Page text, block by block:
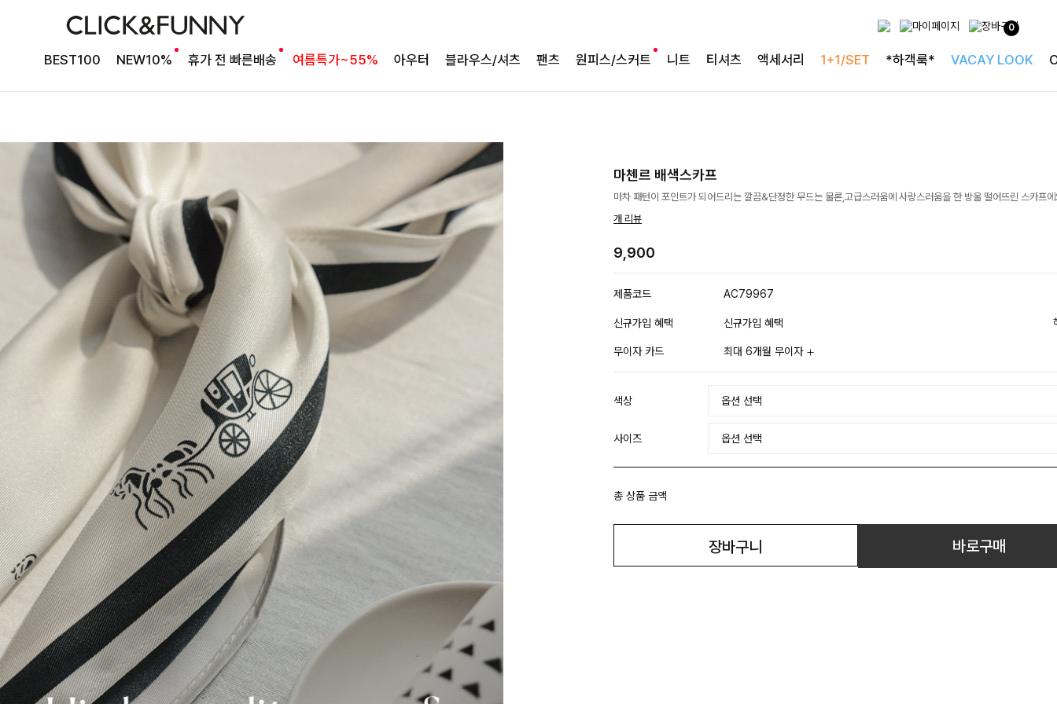
0
BEST100 NEW10% 휴가 전 빠른배송 여름특가~55% 아우터 블라우스/셔츠 팬츠 원피스/스커트 니트 티셔츠 액세서리 1+1/SET *하객룩* VACAY LOOK
마첸르 배색스카프
마차 패턴이 포인트가 되어드리는 깔끔&단정한 무드는 물론,고급스러움에 사랑스러움을 한 방울 떨어뜨린 스카프
개 리뷰
9,900
제품코드 AC79967
신규가입 혜택 신규가입 혜택
무이자 카드 최대 6개월 무이자
색상
사이즈
총 상품 금액
장바구니 바로구매